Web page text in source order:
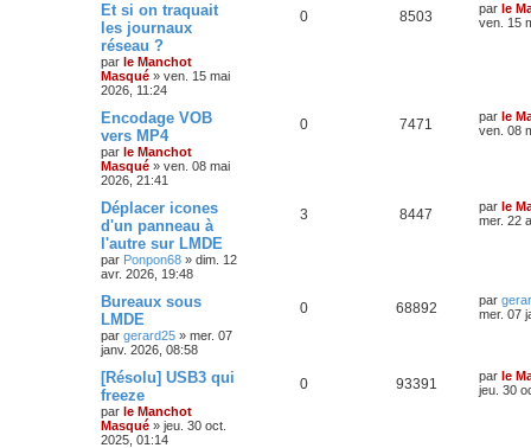
Et si on traquait
les journaux
réseau ?
par le Manchot
Masqué » ven. 15 mai
2026, 11:24
0 8503 par le
ven. 15
Encodage VOB
vers MP4
par le Manchot
Masqué » ven. 08 mai
2026, 21:41
0 7471 par le
ven. 08
Déplacer icones
d'un panneau à
l'autre sur LMDE
par Ponpon68 » dim. 12
avr. 2026, 19:48
3 8447 par le
mer. 22
Bureaux sous
LMDE
par gerard25 » mer. 07
janv. 2026, 08:58
0 68892 par
mer. 07
[Résolu] USB3 qui
freeze
par le Manchot
Masqué » jeu. 30 oct.
2025, 01:14
0 93391 par le
jeu. 30